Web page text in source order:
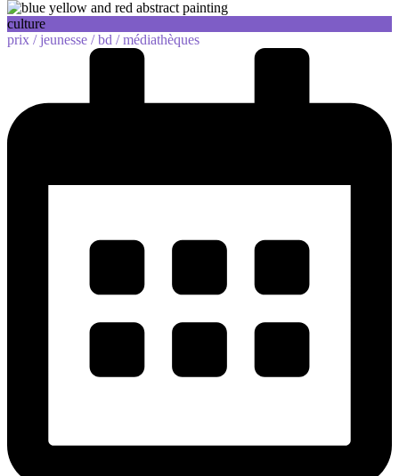
culture
prix /jeunesse /bd /médiathèques